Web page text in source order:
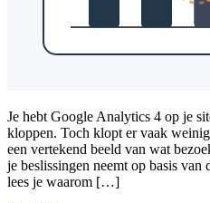
Je hebt Google Analytics 4 op je
kloppen. Toch klopt er vaak
een vertekend beeld van wat
je beslissingen neemt op basis
lees je waarom […]